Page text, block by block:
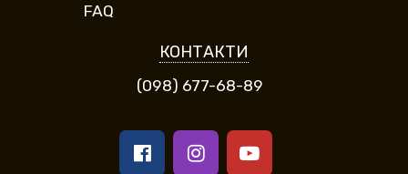
FAQ
КОНТАКТИ
(098) 677-68-89